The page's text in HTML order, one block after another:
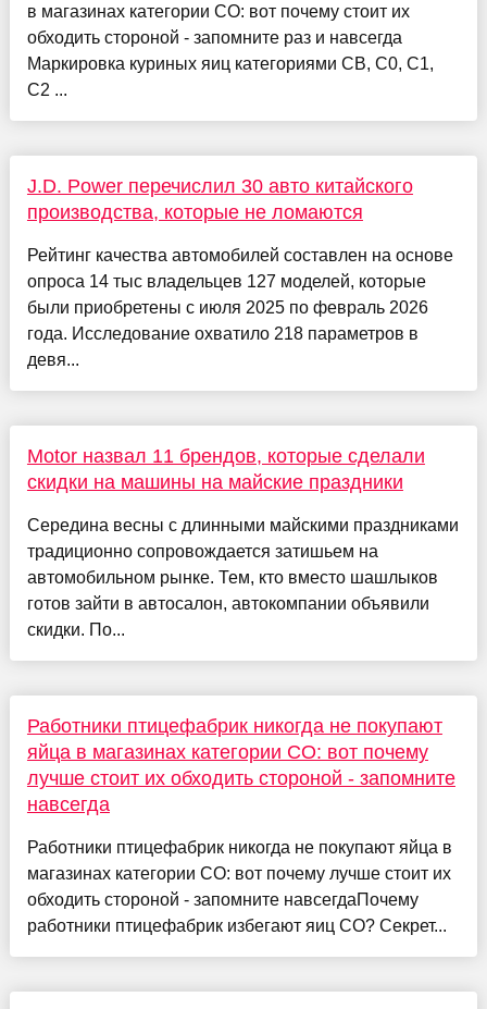
в магазинах категории СО: вот почему стоит их
обходить стороной - запомните раз и навсегда
Маркировка куриных яиц категориями СВ, С0, С1,
С2 ...
J.D. Power перечислил 30 авто китайского
производства, которые не ломаются
Рейтинг качества автомобилей составлен на основе
опроса 14 тыс владельцев 127 моделей, которые
были приобретены с июля 2025 по февраль 2026
года. Исследование охватило 218 параметров в
девя...
Motor назвал 11 брендов, которые сделали
скидки на машины на майские праздники
Середина весны с длинными майскими праздниками
традиционно сопровождается затишьем на
автомобильном рынке. Тем, кто вместо шашлыков
готов зайти в автосалон, автокомпании объявили
скидки. По...
Работники птицефабрик никогда не покупают
яйца в магазинах категории СО: вот почему
лучше стоит их обходить стороной - запомните
навсегда
Работники птицефабрик никогда не покупают яйца в
магазинах категории СО: вот почему лучше стоит их
обходить стороной - запомните навсегдаПочему
работники птицефабрик избегают яиц СО? Секрет...